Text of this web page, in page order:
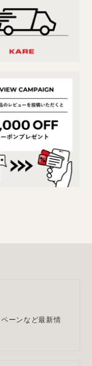
ーンなど最新情